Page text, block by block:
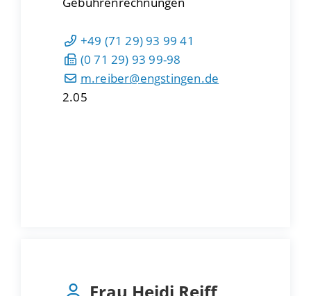
+49 (71 29) 93 99 41
(0 71 29) 93 99-98
m.reiber@engstingen.de
2.05